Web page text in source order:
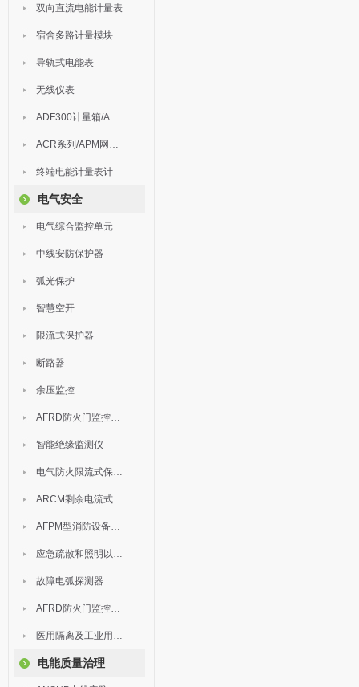
双向直流电能计量表
宿舍多路计量模块
导轨式电能表
无线仪表
ADF300计量箱/AEW无线计量
ACR系列/APM网络电力仪表
终端电能计量表计
电气安全
电气综合监控单元
中线安防保护器
弧光保护
智慧空开
限流式保护器
断路器
余压监控
AFRD防火门监控模块
智能绝缘监测仪
电气防火限流式保护器
ARCM剩余电流式电气火灾监控装置
AFPM型消防设备电源监控系统
应急疏散和照明以及灯具
故障电弧探测器
AFRD防火门监控系统
医用隔离及工业用电绝缘检测
电能质量治理